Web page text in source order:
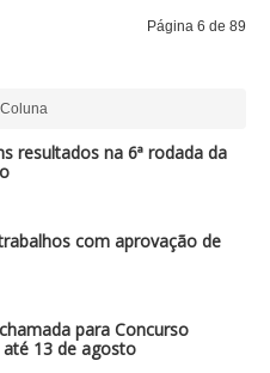
Página 6 de 89
resultados na 6ª rodada da
com aprovação de
para Concurso
13 de agosto